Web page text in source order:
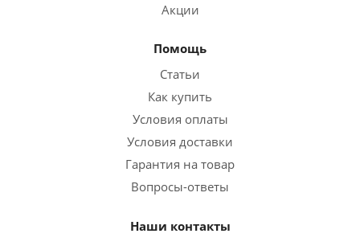
Акции
Помощь
Статьи
Как купить
Условия оплаты
Условия доставки
Гарантия на товар
Вопросы-ответы
Наши контакты